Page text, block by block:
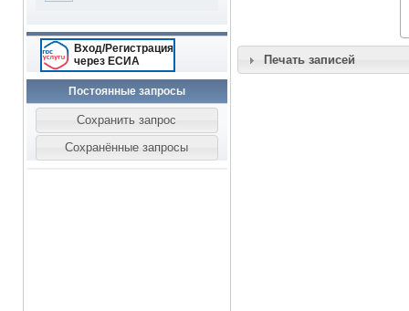
Вход/Регистрация
через ЕСИА
Постоянные запросы
Печать записей